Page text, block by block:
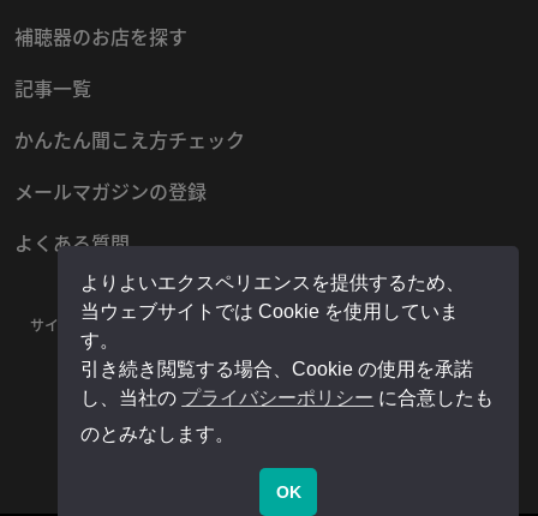
補聴器のお店を探す
記事一覧
かんたん聞こえ方チェック
メールマガジンの登録
よくある質問
サイトマップ プライバシーポリシー お問い合わせ
運営者情報
販売店様用マイページ
よりよいエクスペリエンスを提供するため、
当ウェブサイトでは Cookie を使用していま
す。
引き続き閲覧する場合、Cookie の使用を承諾
し、当社の プライバシーポリシー に合意したも
のとみなします。
OK